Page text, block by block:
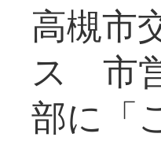
高槻市
ス 市
部に「